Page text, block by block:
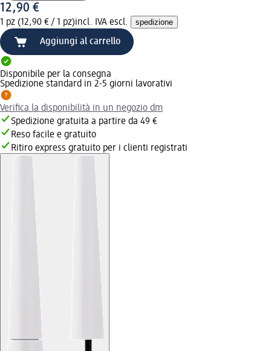
12,90 €
1 pz (12,90 € / 1 pz)incl. IVA escl. spedizione
Aggiungi al carrello
Disponibile per la consegna
Spedizione standard in 2-5 giorni lavorativi
Verifica la disponibilità in un negozio dm
Spedizione gratuita a partire da 49 €
Reso facile e gratuito
Ritiro express gratuito per i clienti registrati